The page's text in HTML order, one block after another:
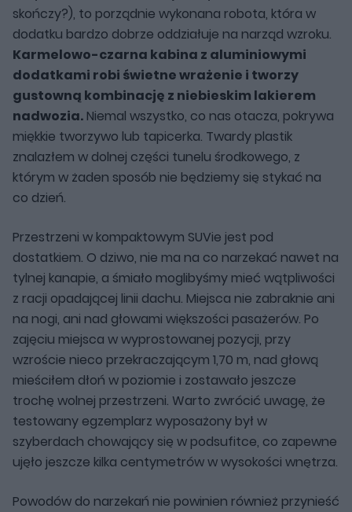
skończy?), to porządnie wykonana robota, która w
dodatku bardzo dobrze oddziałuje na narząd wzroku.
Karmelowo-czarna kabina z aluminiowymi
dodatkami robi świetne wrażenie i tworzy
gustowną kombinację z niebieskim lakierem
nadwozia. Niemal wszystko, co nas otacza, pokrywa
miękkie tworzywo lub tapicerka. Twardy plastik
znalazłem w dolnej części tunelu środkowego, z
którym w żaden sposób nie będziemy się stykać na
co dzień.
Przestrzeni w kompaktowym SUVie jest pod
dostatkiem. O dziwo, nie ma na co narzekać nawet na
tylnej kanapie, a śmiało moglibyśmy mieć wątpliwości
z racji opadającej linii dachu. Miejsca nie zabraknie ani
na nogi, ani nad głowami większości pasażerów. Po
zajęciu miejsca w wyprostowanej pozycji, przy
wzroście nieco przekraczającym 1,70 m, nad głową
mieściłem dłoń w poziomie i zostawało jeszcze
trochę wolnej przestrzeni. Warto zwrócić uwagę, że
testowany egzemplarz wyposażony był w
szyberdach chowający się w podsufitce, co zapewne
ujęło jeszcze kilka centymetrów w wysokości wnętrza.
Powodów do narzekań nie powinien również przynieść